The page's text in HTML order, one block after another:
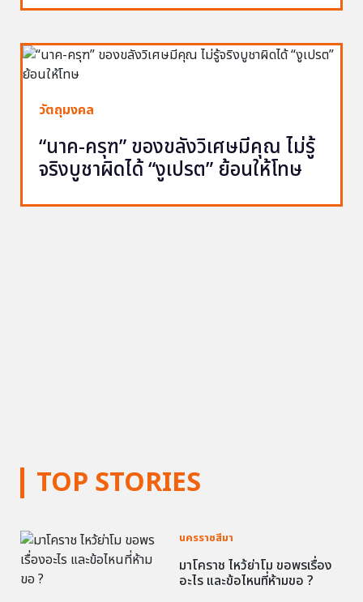
TOP STORIES
นครราชสีมา
มาโคราช ไหว้ย่าโม ขอพรเรื่อง
อะไร และข้อไหนที่ห้ามขอ ?
วัตถุมงคล
“นาค-ครุฑ” ของขลังวิเศษมีคุณ ไม่รู้
จริงบูชาผิดได้ “งูเปรต” ย้อนให้โทษ